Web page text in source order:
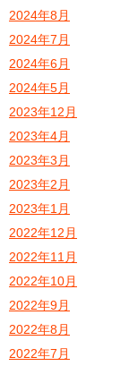
2024年8月
2024年7月
2024年6月
2024年5月
2023年12月
2023年4月
2023年3月
2023年2月
2023年1月
2022年12月
2022年11月
2022年10月
2022年9月
2022年8月
2022年7月